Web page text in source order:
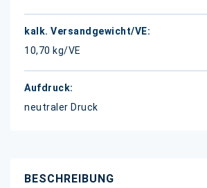
10,70 kg/VE
neutraler Druck
BESCHREIBUNG